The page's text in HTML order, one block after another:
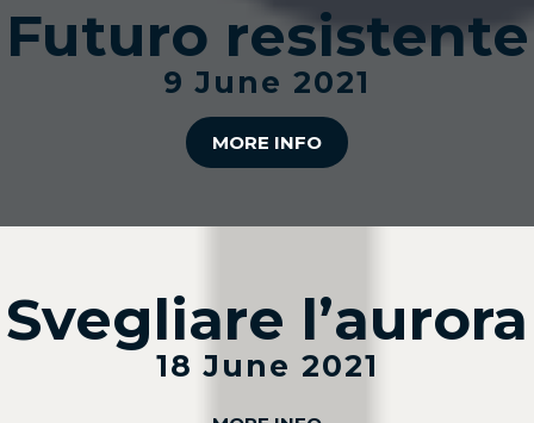
Futuro resistente
9 June 2021
MORE INFO
Svegliare l’aurora
18 June 2021